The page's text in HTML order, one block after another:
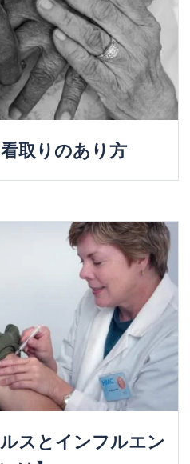
取りのあり方
スとインフルエン